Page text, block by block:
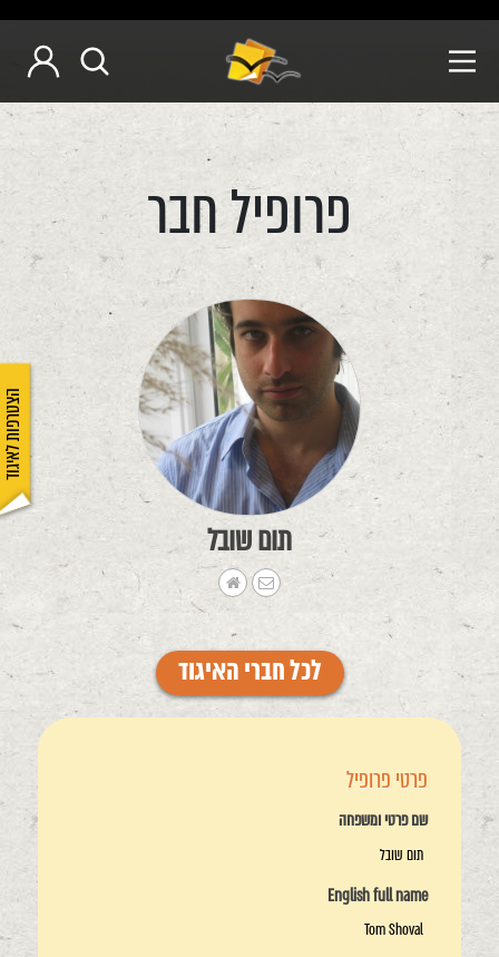
הצטרפות לאיגוד
פרופיל חבר
תום שובל
לכל חברי האיגוד
פרטי פרופיל
שם פרטי ומשפחה
תום שובל
English full name
Tom Shoval